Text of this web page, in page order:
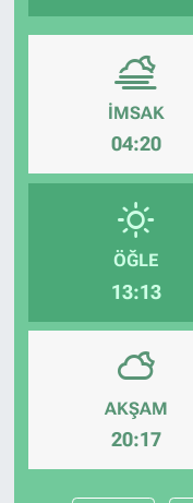
İMSAK
04:20
ÖĞLE
13:13
AKŞAM
20:17